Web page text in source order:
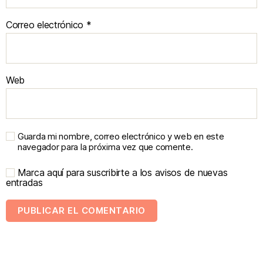
Correo electrónico *
Web
Guarda mi nombre, correo electrónico y web en este
navegador para la próxima vez que comente.
Marca aquí para suscribirte a los avisos de nuevas
entradas